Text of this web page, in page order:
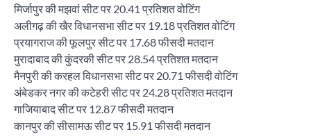
मिर्जापुर की मझवां सीट पर 20.41 प्रतिशत वोटिंग
अलीगढ़ की खैर विधानसभा सीट पर 19.18 प्रतिशत वोटिंग
प्रयागराज की फूलपुर सीट पर 17.68 फीसदी मतदान
मुरादाबाद की कुंदरकी सीट पर 28.54 प्रतिशत मतदान
मैनपुरी की करहल विधानसभा सीट पर 20.71 फीसदी वोटिंग
अंबेडकर नगर की कटेहरी सीट पर 24.28 प्रतिशत मतदान
गाजियाबाद सीट पर 12.87 फीसदी मतदान
कानपुर की सीसामऊ सीट पर 15.91 फीसदी मतदान